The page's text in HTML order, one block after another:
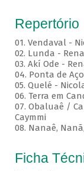
Repertório
01. Vendaval -
02. Lunda -
03. Akí Ode -
04. Ponta de
05. Quelé -
06. Terra em
07. Obaluaê /
Caymmi
08. Nanaê,
Ficha